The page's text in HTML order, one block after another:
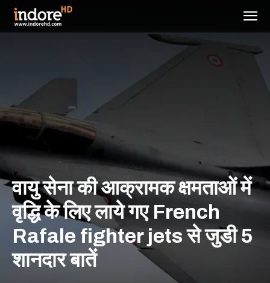
वायु सेना की आक्रामक क्षमताओं में
वृद्धि के लिए लाये गए French
Rafale fighter jets से जुडी 5
शानदार बातें